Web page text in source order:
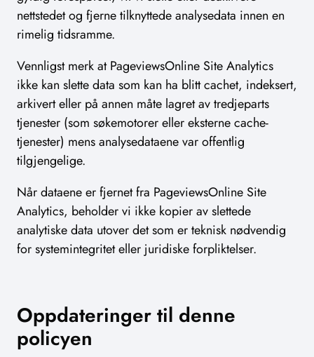
nettstedet og fjerne tilknyttede analysedata innen en
rimelig tidsramme.
Vennligst merk at PageviewsOnline Site Analytics
ikke kan slette data som kan ha blitt cachet, indeksert,
arkivert eller på annen måte lagret av tredjeparts
tjenester (som søkemotorer eller eksterne cache-
tjenester) mens analysedataene var offentlig
tilgjengelige.
Når dataene er fjernet fra PageviewsOnline Site
Analytics, beholder vi ikke kopier av slettede
analytiske data utover det som er teknisk nødvendig
for systemintegritet eller juridiske forpliktelser.
Oppdateringer til denne
policyen